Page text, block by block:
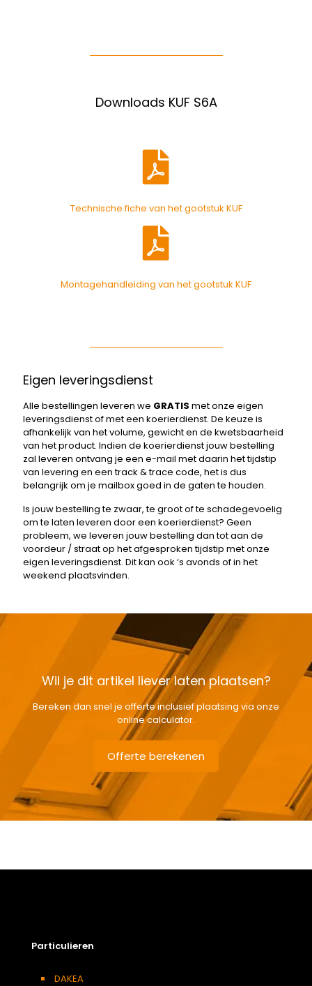
Downloads KUF S6A
Technische fiche van het gootstuk KUF
Montagehandleiding van het gootstuk KUF
Eigen leveringsdienst
Alle bestellingen leveren we GRATIS met onze eigen
leveringsdienst of met een koerierdienst. De keuze is
afhankelijk van het volume, gewicht en de kwetsbaarheid
van het product. Indien de koerierdienst jouw bestelling
zal leveren ontvang je een e-mail met daarin het tijdstip
van levering en een track & trace code, het is dus
belangrijk om je mailbox goed in de gaten te houden.
Is jouw bestelling te zwaar, te groot of te schadegevoelig
om te laten leveren door een koerierdienst? Geen
probleem, we leveren jouw bestelling dan tot aan de
voordeur / straat op het afgesproken tijdstip met onze
eigen leveringsdienst. Dit kan ook ‘s avonds of in het
weekend plaatsvinden.
Wil je dit artikel liever laten plaatsen?
Bereken dan snel je offerte inclusief plaatsing via onze
online calculator.
Offerte berekenen
Particulieren
DAKEA